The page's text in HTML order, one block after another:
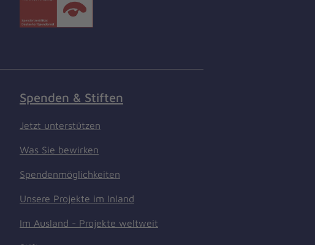
Spenden & Stiften
Jetzt unterstützen
Was Sie bewirken
Spendenmöglichkeiten
Unsere Projekte im Inland
Im Ausland - Projekte weltweit